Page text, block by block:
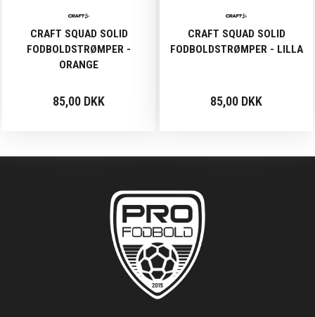
CRAFT SQUAD SOLID
FODBOLDSTRØMPER -
ORANGE
85,00 DKK
CRAFT SQUAD SOLID
FODBOLDSTRØMPER - LILLA
85,00 DKK